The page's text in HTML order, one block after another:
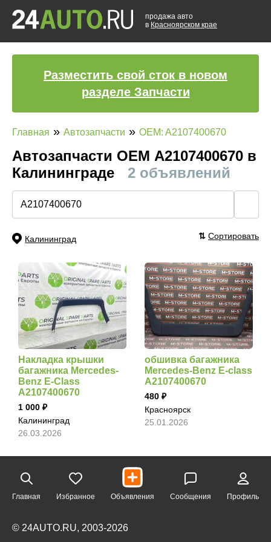
продажа авто
в Красноярском крае
Разместить свой сток в новом
разделе Запчасти
Главная » Автозапчасти » OEM: A2107400670
Автозапчасти ОЕМ A2107400670 в
Калининграде
2 объявлений
Калининград ⇅ Сортировать
Накладка крышки
багажника Mercedes-
Benz E-Class
A2107400670
1 000
Калининград
26.03.2026
обшивка багажника
Mercedes-Benz E-class
A2107400670
480
Красноярск
25.01.2026
Главная Избранное Объявления Сообщения Профиль
© 24AUTO.RU, 2003-2026